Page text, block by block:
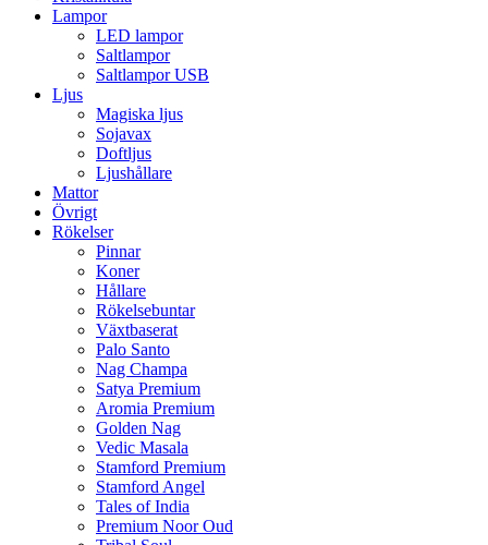
Lampor
LED lampor
Saltlampor
Saltlampor USB
Ljus
Magiska ljus
Sojavax
Doftljus
Ljushållare
Mattor
Övrigt
Rökelser
Pinnar
Koner
Hållare
Rökelsebuntar
Växtbaserat
Palo Santo
Nag Champa
Satya Premium
Aromia Premium
Golden Nag
Vedic Masala
Stamford Premium
Stamford Angel
Tales of India
Premium Noor Oud